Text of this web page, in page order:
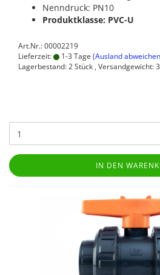
Nenndruck: PN10
Produktklasse: PVC-U
Art.Nr.: 00002219
Lieferzeit:
1-3 Tage (Ausland
Lagerbestand: 2 Stück , Versandgewicht:
IN DEN